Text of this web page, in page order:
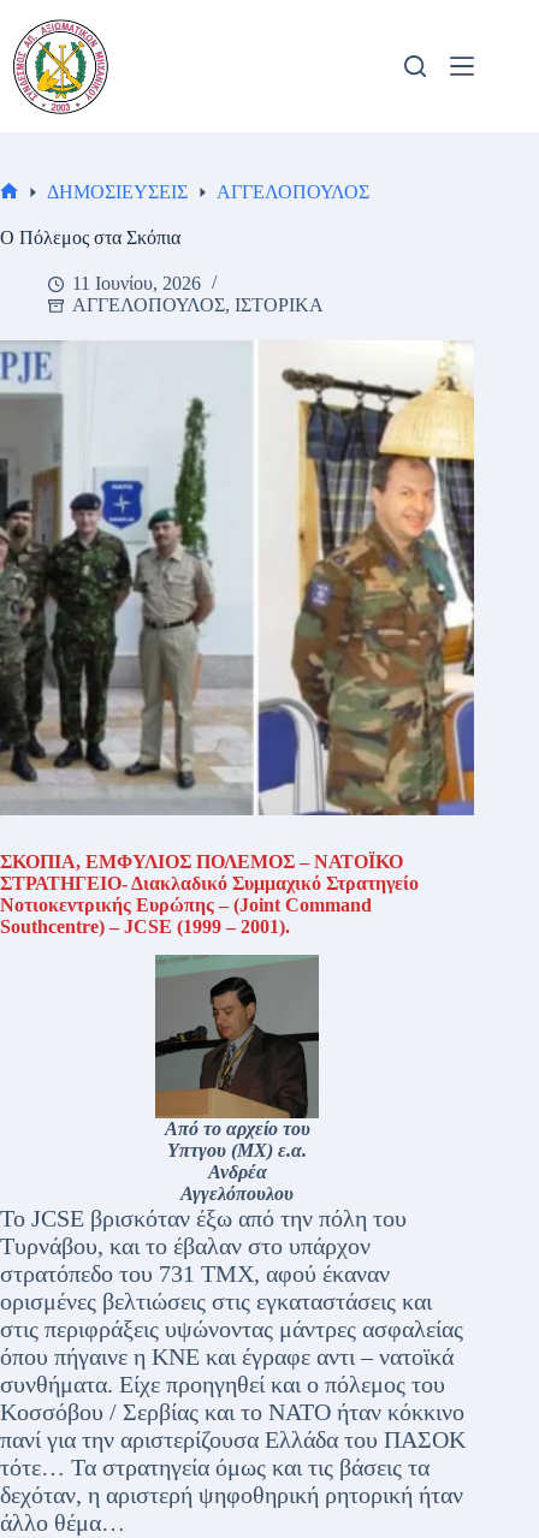
στο
περιεχόμενο
σελίδα
ΔΗΜΟΣΙΕΥΣΕΙΣ ΑΓΓΕΛΟΠΟΥΛΟΣ
Ο Πόλεμος στα Σκόπια
11 Ιουνίου, 2026
ΑΓΓΕΛΟΠΟΥΛΟΣ, ΙΣΤΟΡΙΚΑ
ΣΚΟΠΙΑ, ΕΜΦΥΛΙΟΣ ΠΟΛΕΜΟΣ – ΝΑΤΟΪΚΟ
ΣΤΡΑΤΗΓΕΙΟ- Διακλαδικό Συμμαχικό Στρατηγείο
Νοτιοκεντρικής Ευρώπης – (Joint Command
Southcentre) – JCSE (1999 – 2001).
Από το αρχείο του
Υπτγου (ΜΧ) ε.α.
Ανδρέα
Αγγελόπουλου
Το JCSE βρισκόταν έξω από την πόλη του
Τυρνάβου, και το έβαλαν στο υπάρχον
στρατόπεδο του 731 ΤΜΧ, αφού έκαναν
ορισμένες βελτιώσεις στις εγκαταστάσεις και
στις περιφράξεις υψώνοντας μάντρες ασφαλείας
όπου πήγαινε η ΚΝΕ και έγραφε αντι – νατοϊκά
συνθήματα. Είχε προηγηθεί και ο πόλεμος του
Κοσσόβου / Σερβίας και το ΝΑΤΟ ήταν κόκκινο
πανί για την αριστερίζουσα Ελλάδα του ΠΑΣΟΚ
τότε… Τα στρατηγεία όμως και τις βάσεις τα
δεχόταν, η αριστερή ψηφοθηρική ρητορική ήταν
άλλο θέμα…